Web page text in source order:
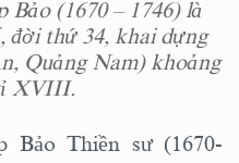
(1670 – 1746) là
đời thứ 34, khai dựng
Quảng Nam) khoảng
XVIII.
Thiền sư (1670-